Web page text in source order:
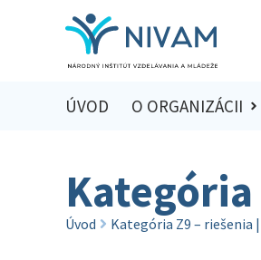
ÚVOD O ORGANIZÁCII
Úvod Kategória Z9 – riešenia